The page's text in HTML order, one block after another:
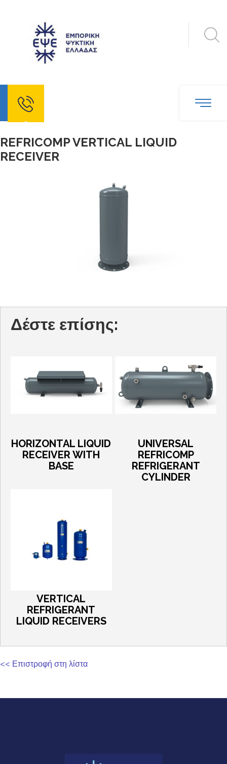
REFRICOMP VERTICAL LIQUID
RECEIVER
Δέστε επίσης:
HORIZONTAL LIQUID
RECEIVER WITH
BASE
UNIVERSAL
REFRICOMP
REFRIGERANT
CYLINDER
VERTICAL
REFRIGERANT
LIQUID RECEIVERS
<< Επιστροφή στη λίστα